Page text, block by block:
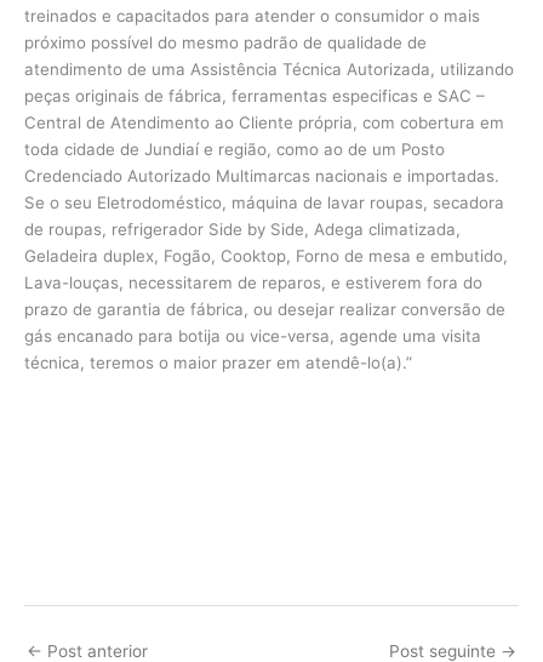
treinados e capacitados para atender o consumidor o mais
próximo possível do mesmo padrão de qualidade de
atendimento de uma Assistência Técnica Autorizada, utilizando
peças originais de fábrica, ferramentas especificas e SAC –
Central de Atendimento ao Cliente própria, com cobertura em
toda cidade de Jundiaí e região, como ao de um Posto
Credenciado Autorizado Multimarcas nacionais e importadas.
Se o seu Eletrodoméstico, máquina de lavar roupas, secadora
de roupas, refrigerador Side by Side, Adega climatizada,
Geladeira duplex, Fogão, Cooktop, Forno de mesa e embutido,
Lava-louças, necessitarem de reparos, e estiverem fora do
prazo de garantia de fábrica, ou desejar realizar conversão de
gás encanado para botija ou vice-versa, agende uma visita
técnica, teremos o maior prazer em atendê-lo(a).”
← Post anterior Post seguinte →